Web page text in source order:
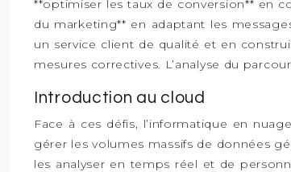
**optimiser les taux de conversion** en
du marketing** en adaptant les
un service client de qualité et en
mesures correctives. L’analyse du
Introduction au cloud
Face à ces défis, l’informatique en
gérer les volumes massifs de données
les analyser en temps réel et de